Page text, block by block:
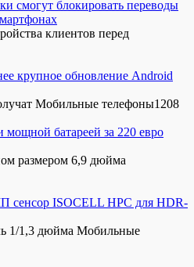
смогут блокировать переводы
клиентов перед
крупное обновление Android
Мобильные телефоны1208
батареей за 220 евро
размером 6,9 дюйма
сенсор ISOCELL HPC для HDR-
1/1,3 дюйма Мобильные